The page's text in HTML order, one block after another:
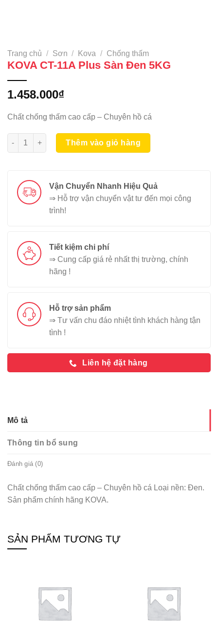
Trang chủ / Sơn / Kova / Chống thấm
KOVA CT-11A Plus Sàn Đen 5KG
1.458.000₫
Chất chống thấm cao cấp – Chuyên hồ cá
KOVA CT-11A Plus Sàn Đen 5KG số lượng
Thêm vào giỏ hàng
Vận Chuyển Nhanh Hiệu Quả
⇒ Hỗ trợ vận chuyển vật tư đến mọi công
trình!
Tiết kiệm chi phí
⇒ Cung cấp giá rẻ nhất thị trường, chính
hãng !
Hỗ trợ sản phẩm
⇒ Tư vấn chu đáo nhiệt tình khách hàng tận
tình !
Liên hệ đặt hàng
Mô tả
Thông tin bổ sung
Đánh giá (0)
Chất chống thấm cao cấp – Chuyên hồ cá Loại nền: Đen.
Sản phẩm chính hãng KOVA.
SẢN PHẨM TƯƠNG TỰ